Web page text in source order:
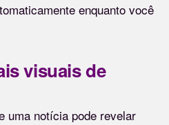
enquanto você
visuais de
uma notícia pode revelar